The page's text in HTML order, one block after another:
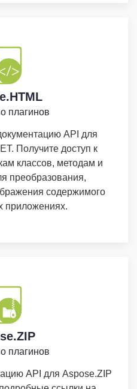
плагинов
API для
Получите доступ к
классов, методам и
преобразования,
содержимого
приложениях.
плагинов
API для Aspose.ZIP